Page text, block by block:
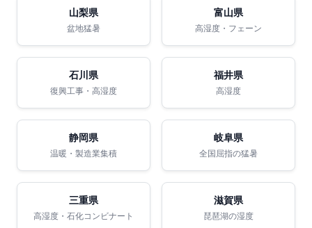
山梨県
盆地猛暑
富山県
高湿度・フェーン
石川県
復興工事・高湿度
福井県
高湿度
静岡県
温暖・製造業集積
岐阜県
全国屈指の猛暑
三重県
高湿度・石化コンビナート
滋賀県
琵琶湖の湿度